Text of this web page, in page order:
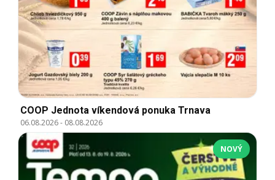
COOP Jednota víkendová ponuka Trnava
06.08.2026- 08.08.2026
NOVÝ